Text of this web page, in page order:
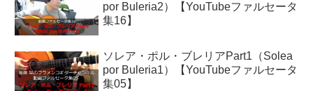
por Buleria2）【YouTubeファルセータ
集16】
ソレア・ポル・ブレリアPart1（Solea
por Buleria1）【YouTubeファルセータ
集05】